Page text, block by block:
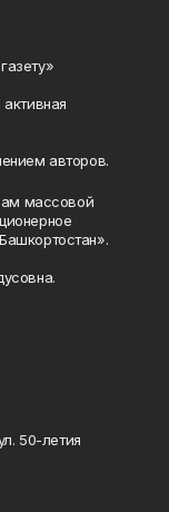
авторов.
массовой
50-летия